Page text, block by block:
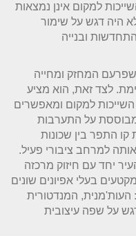
למקום אינן נמצאות
היה דגש על שימור
ובנייה
שפרעם המחזק ומחייה
לצד זאת, הוא מציע
למקום ומאפשרים
מבוססת על התערבות
התפר בין שכונות
למרחב ציבורי פעיל.
יחד עם חיזוק מרכזה
בעלי אפיונים שונים
המנדטורית
על שפה עיצובית